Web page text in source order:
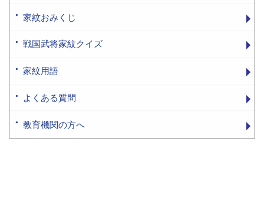
家紋おみくじ
戦国武将家紋クイズ
家紋用語
よくある質問
教育機関の方へ